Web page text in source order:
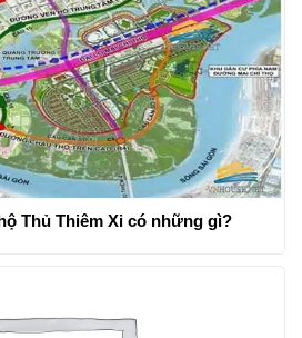
Thủ Thiêm Xi có những gì?